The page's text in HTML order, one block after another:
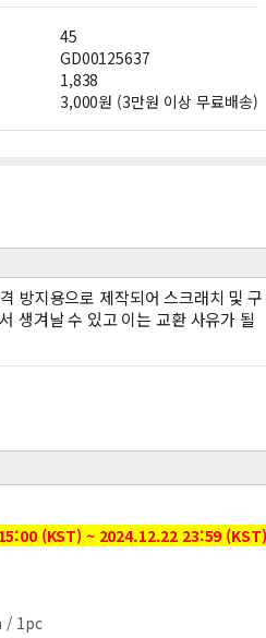
45
GD00125637
1,838
3,000원 (3만원 이상 무료배송)
방지용으로 제작되어 스크래치 및 구
생겨날 수 있고 이는 교환 사유가 될
(KST) ~ 2024.12.22 23:59 (KST)
/ 1pc